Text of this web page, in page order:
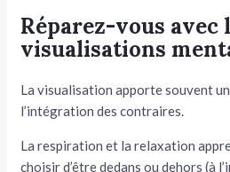
Réparez-vous avec
visualisations
La visualisation apporte souvent
l’intégration des contraires.
La respiration et la relaxation
choisir d’être dedans ou dehors (à